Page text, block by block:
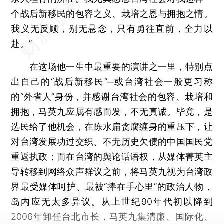
个战后新移民的包容之义、栽培之恩与拥抱之情。
我义无反顾，别无悬念，只有勇往直前，全力以
赴。”
在这场他一生中最重要的演讲之一里，特别点
出自己的“战后新移民”─或台湾社会一般更习称
的“外省人”身份，并感谢台湾社会的包容、栽培和
拥抱，马英九应属有感而发，不无真诚。毕竟，是
选民给了他机会，在陈水扁贪腐缠身的重压下，让
对台湾发展功过交织、不无历史欠债的中国国民党
重返执政；而在台湾的舆论话语权，从媒体菁英主
导转移到网络众声群议之前，将马英九视为台湾政
界最受媒体呵护、最被“捧在手心里”的政治人物，
岛内应无太多异议。从上世纪90年代初以降到
2006年卸任台北市长，马英九集清廉、国际化、